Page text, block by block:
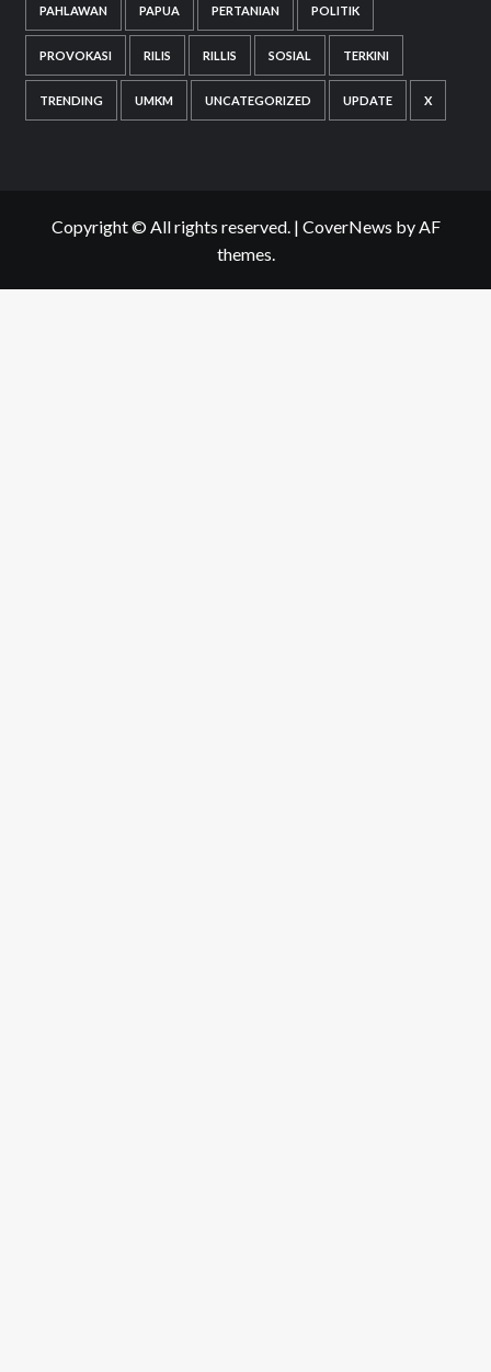
PAHLAWAN PAPUA PERTANIAN POLITIK
PROVOKASI RILIS RILLIS SOSIAL TERKINI
TRENDING UMKM UNCATEGORIZED UPDATE X
Copyright © All rights reserved. | CoverNews by AF
themes.